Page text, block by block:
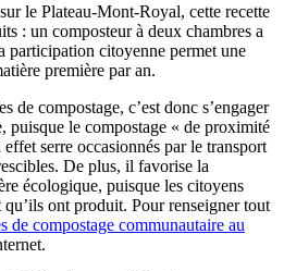
le Plateau-Mont-Royal, cette recette
: un composteur à deux chambres a
participation citoyenne permet une
première par an.
de compostage, c’est donc s’engager
puisque le compostage « de proximité
serre occasionnés par le transport
De plus, il favorise la
écologique, puisque les citoyens
ont produit. Pour renseigner tout
de compostage communautaire au